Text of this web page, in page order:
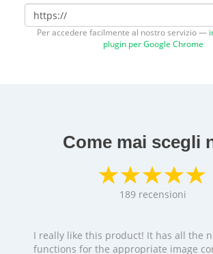
Per accedere facilmente al nostro servizio —
plugin per Google Chrome
Come mai scegli
189 recensioni
I really like this product! It has all the
functions for the appropriate image